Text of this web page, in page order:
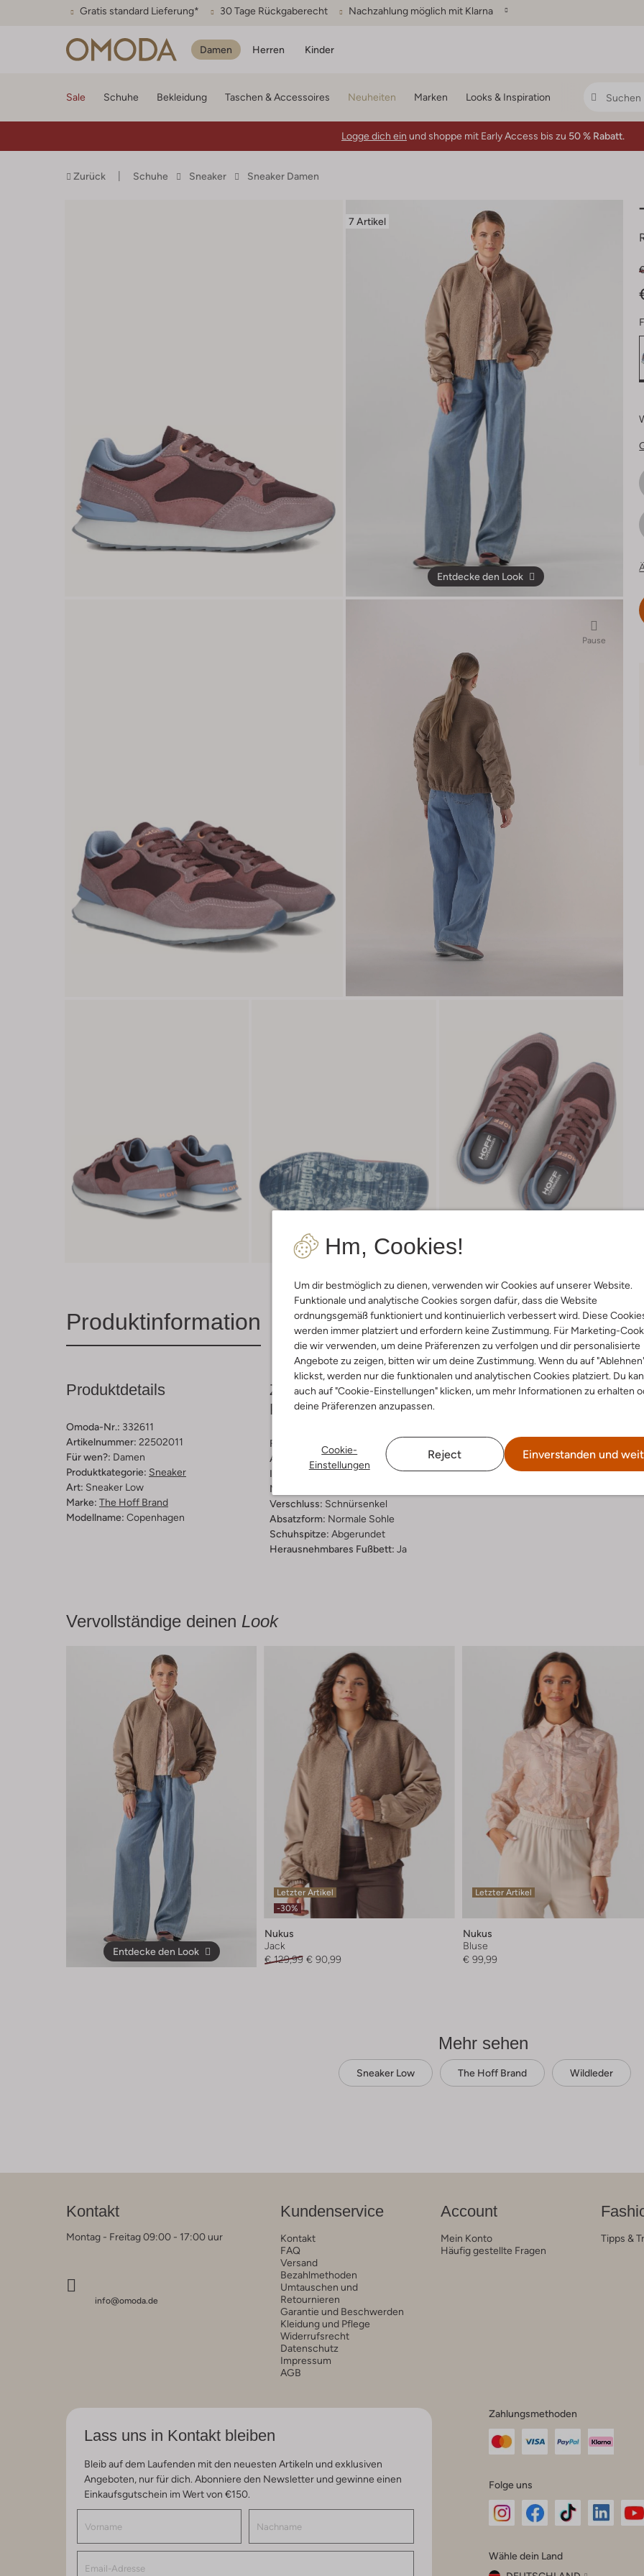
Gratis standard Lieferung* 30 Tage Rückgaberecht Nachzahlung möglich mit Klarna
Damen Herren Kinder
Hm, Cookies!
Um dir bestmöglich zu dienen, verwenden wir Cookies auf unserer Website.
Funktionale und analytische Cookies sorgen dafür, dass die Website
ordnungsgemäß funktioniert und kontinuierlich verbessert wird. Diese
werden immer platziert und erfordern keine Zustimmung. Für Marketing-
die wir verwenden, um deine Präferenzen zu verfolgen und dir personalisierte
Angebote zu zeigen, bitten wir um deine Zustimmung. Wenn du auf
klickst, werden nur die funktionalen und analytischen Cookies platziert. Du
auch auf "Cookie-Einstellungen" klicken, um mehr Informationen zu erhalten
deine Präferenzen anzupassen.
Cookie-
Einstellungen
Reject Einverstanden und
Sale Schuhe Bekleidung Taschen & Accessoires Neuheiten Marken Looks & Inspiration
Logge dich ein und shoppe mit Early Access bis zu 50 % Rabatt.
Zurück Schuhe Sneaker Sneaker Damen
7 Artikel
Entdecke den Look
Pause
Produktinformation Lieferung & Rückgabe
Produktdetails
Omoda-Nr.: 332611
Artikelnummer: 22502011
Für wen?: Damen
Produktkategorie: Sneaker
Art: Sneaker Low
Marke: The Hoff Brand
Modellname: Copenhagen
Zusammensetzung &
Passform
Farbe :
Außenmaterial:Wildleder
Innenmaterial:Stoff/textil
Material Sohle:
Verschluss: Schnürsenkel
Absatzform: Normale Sohle
Schuhspitze: Abgerundet
Herausnehmbares Fußbett: Ja
Vervollständige deinen Look
Entdecke den Look
Letzter Artikel
-30%
Nukus
Jack
€ 129,99 € 90,99
Letzter Artikel
Nukus
Bluse
€ 99,99
Mehr sehen
Sneaker Low The Hoff Brand Wildleder
Kontakt
Montag - Freitag 09:00 - 17:00 uur
info@omoda.de
Kundenservice
Kontakt
FAQ
Versand
Bezahlmethoden
Umtauschen und
Retournieren
Garantie und Beschwerden
Kleidung und Pflege
Widerrufsrecht
Datenschutz
Impressum
AGB
Account
Mein Konto
Häufig gestellte Fragen
Tipps &
Lass uns in Kontakt bleiben
Bleib auf dem Laufenden mit den neuesten Artikeln und exklusiven
Angeboten, nur für dich. Abonniere den Newsletter und gewinne einen
Einkaufsgutschein im Wert von €150.
Zahlungsmethoden
Folge uns
Instagram
Facebook
TikTok
Wähle dein Land